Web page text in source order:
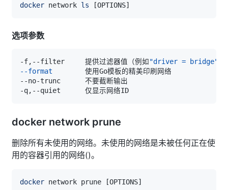
docker network ls [OPTIONS]
选项参数
-f,--filter	提供过滤器值（例如"driver = bridge"
--format
docker network prune
删除所有未使用的网络。未使用的网络是未被任何正在使
用的容器引用的网络()。
docker network prune [OPTIONS]